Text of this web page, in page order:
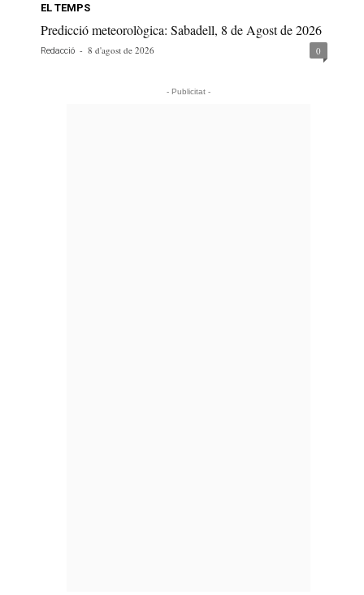
EL TEMPS
Predicció meteorològica: Sabadell, 8 de Agost de 2026
Redacció - 8 d'agost de 2026 0
- Publicitat -